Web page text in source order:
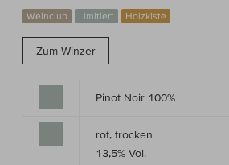
Weinclub Limitiert Holzkiste
Zum Winzer
Pinot Noir 100%
rot, trocken
13,5% Vol.